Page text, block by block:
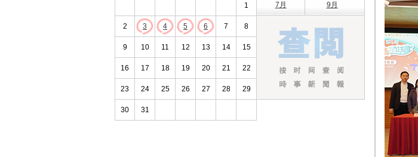
1
2 3 4 5 6 7 8
9 10 11 12 13 14 15
16 17 18 19 20 21 22
23 24 25 26 27 28 29
30 31
7月 9月